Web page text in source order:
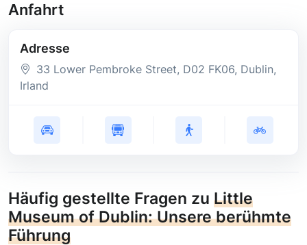
Anfahrt
Adresse
33 Lower Pembroke Street, D02 FK06, Dublin,
Irland
Häufig gestellte Fragen zu Little
Museum of Dublin: Unsere berühmte
Führung